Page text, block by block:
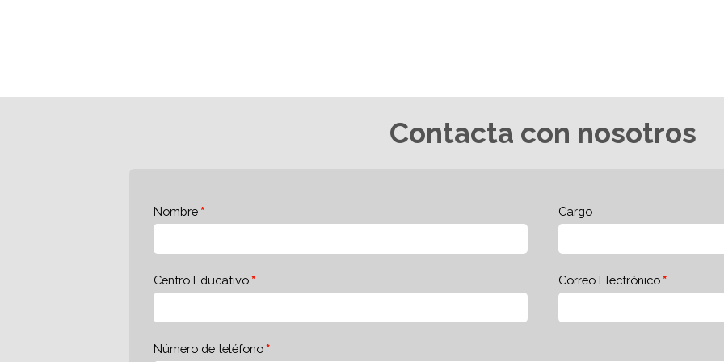
Contacta con nosotros
Nombre Cargo
Centro Educativo Correo Electrónico
Número de teléfono